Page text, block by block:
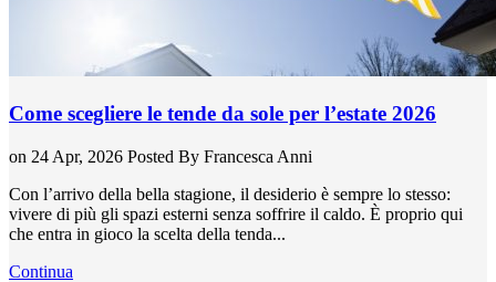
Come scegliere le tende da sole per l’estate 2026
on 24 Apr, 2026 Posted By Francesca Anni
Con l’arrivo della bella stagione, il desiderio è sempre lo stesso:
vivere di più gli spazi esterni senza soffrire il caldo. È proprio qui
che entra in gioco la scelta della tenda...
Continua